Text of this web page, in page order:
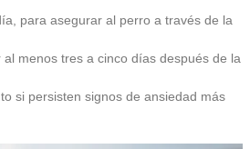
para asegurar al perro a través de la
menos tres a cinco días después de la
si persisten signos de ansiedad más